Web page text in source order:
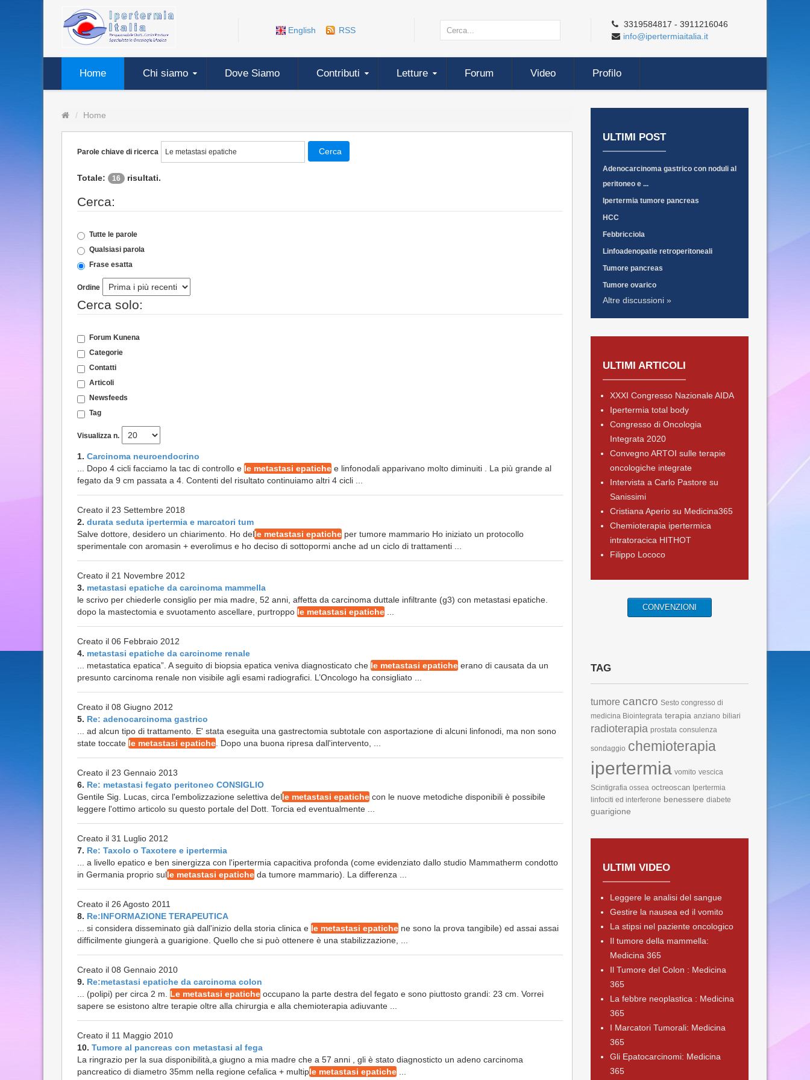
English RSS
3319584817 - 3911216046
info@ipertermiaitalia.it
Home Chi siamo Dove Siamo Contributi Letture Forum Video Profilo
Home
Parole chiave di ricerca Cerca
Totale: 16 risultati.
Cerca:
Tutte le parole
Qualsiasi parola
Frase esatta
Ordine
Cerca solo:
Forum Kunena
Categorie
Contatti
Articoli
Newsfeeds
Tag
Visualizza n.
1. Carcinoma neuroendocrino
... Dopo 4 cicli facciamo la tac di controllo e le metastasi epatiche e linfonodali apparivano molto diminuiti . La più grande al
fegato da 9 cm passata a 4. Contenti del risultato continuiamo altri 4 cicli ...
Creato il 23 Settembre 2018
2. durata seduta ipertermia e marcatori tum
Salve dottore, desidero un chiarimento. Ho delle metastasi epatiche per tumore mammario Ho iniziato un protocollo
sperimentale con aromasin + everolimus e ho deciso di sottopormi anche ad un ciclo di trattamenti ...
Creato il 21 Novembre 2012
3. metastasi epatiche da carcinoma mammella
le scrivo per chiederle consiglio per mia madre, 52 anni, affetta da carcinoma duttale infiltrante (g3) con metastasi epatiche.
dopo la mastectomia e svuotamento ascellare, purtroppo le metastasi epatiche
Creato il 06 Febbraio 2012
4. metastasi epatiche da carcinome renale
... metastatica epatica”. A seguito di biopsia epatica veniva diagnosticato che le metastasi epatiche erano di causata da un
presunto carcinoma renale non visibile agli esami radiografici. L’Oncologo ha consigliato ...
Creato il 08 Giugno 2012
5. Re: adenocarcinoma gastrico
... ad alcun tipo di trattamento. E' stata eseguita una gastrectomia subtotale con asportazione di alcuni linfonodi, ma non sono
state toccate le metastasi epatiche . Dopo una buona ripresa dall'intervento, ...
Creato il 23 Gennaio 2013
6. Re: metastasi fegato peritoneo CONSIGLIO
Gentile Sig. Lucas, circa l'embolizzazione selettiva delle metastasi epatiche con le nuove metodiche disponibili è possibile
leggere l'ottimo articolo su questo portale del Dott. Torcia ed eventualmente ...
Creato il 31 Luglio 2012
7. Re: Taxolo o Taxotere e ipertermia
... a livello epatico e ben sinergizza con l'ipertermia capacitiva profonda (come evidenziato dallo studio Mammatherm condotto
in Germania proprio sulle metastasi epatiche da tumore mammario). La differenza ...
Creato il 26 Agosto 2011
8. Re:INFORMAZIONE TERAPEUTICA
... si considera disseminato già dall'inizio della storia clinica e le metastasi epatiche ne sono la prova tangibile) ed assai assai
difficilmente giungerà a guarigione. Quello che si può ottenere è una stabilizzazione, ...
Creato il 08 Gennaio 2010
9. Re:metastasi epatiche da carcinoma colon
... (polipi) per circa 2 m. Le metastasi epatiche occupano la parte destra del fegato e sono piuttosto grandi: 23 cm. Vorrei
sapere se esistono altre terapie oltre alla chirurgia e alla chemioterapia adiuvante ...
Creato il 11 Maggio 2010
10. Tumore al pancreas con metastasi al fega
La ringrazio per la sua disponibilità,a giugno a mia madre che a 57 anni , gli è stato diagnosticto un adeno carcinoma
pancreatico di diametro 35mm nella regione cefalica + multiple metastasi epatiche
ULTIMI POST
Adenocarcinoma gastrico con noduli al
peritoneo e ...
Ipertermia tumore pancreas
HCC
Febbricciola
Linfoadenopatie retroperitoneali
Tumore pancreas
Tumore ovarico
Altre discussioni »
ULTIMI ARTICOLI
XXXI Congresso Nazionale AIDA
Ipertermia total body
Congresso di Oncologia
Integrata 2020
Convegno ARTOI sulle terapie
oncologiche integrate
Intervista a Carlo Pastore su
Sanissimi
Cristiana Aperio su Medicina365
Chemioterapia ipertermica
intratoracica HITHOT
Filippo Lococo
CONVENZIONI
TAG
tumore cancro Sesto congresso di
medicina Biointegrata terapia anziano biliari
radioterapia prostata consulenza
sondaggio chemioterapia
ipertermia vomito vescica
Scintigrafia ossea octreoscan Ipertermia
linfociti ed interferone benessere diabete
guarigione
ULTIMI VIDEO
Leggere le analisi del sangue
Gestire la nausea ed il vomito
La stipsi nel paziente oncologico
Il tumore della mammella:
Medicina 365
Il Tumore del Colon : Medicina
365
La febbre neoplastica : Medicina
365
I Marcatori Tumorali: Medicina
365
Gli Epatocarcinomi: Medicina
365